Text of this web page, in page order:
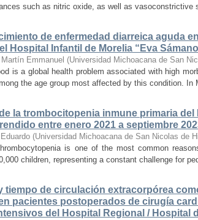
such as nitric oxide, as well as vasoconstrictive
de enfermedad diarreica aguda
Hospital Infantil de Morelia “Eva
Emmanuel (Universidad Michoacana de San
is a global health problem associated with high
the age group most affected by this condition. In
la trombocitopenia inmune primaria del
entre enero 2021 a septiembre
(Universidad Michoacana de San Nicolas de
is one of the most common
children, representing a constant challenge for
tiempo de circulación extracorpórea
pacientes postoperados de cirugía
del Hospital Regional / Hospital